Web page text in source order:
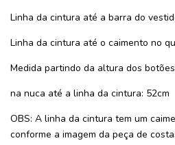
Linha da cintura até a barra do
Linha da cintura até o caimento no
Medida partindo da altura dos
na nuca até a linha da cintura: 52cm
OBS: A linha da cintura tem um
conforme a imagem da peça de